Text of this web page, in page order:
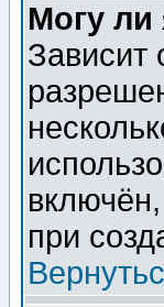
Могу ли
Зависит
при